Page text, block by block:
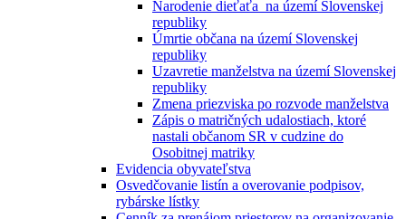
Narodenie dieťaťa na území Slovenskej
republiky
Úmrtie občana na území Slovenskej
republiky
Uzavretie manželstva na území Slovenskej
republiky
Zmena priezviska po rozvode manželstva
Zápis o matričných udalostiach, ktoré
nastali občanom SR v cudzine do
Osobitnej matriky
Evidencia obyvateľstva
Osvedčovanie listín a overovanie podpisov,
rybárske lístky